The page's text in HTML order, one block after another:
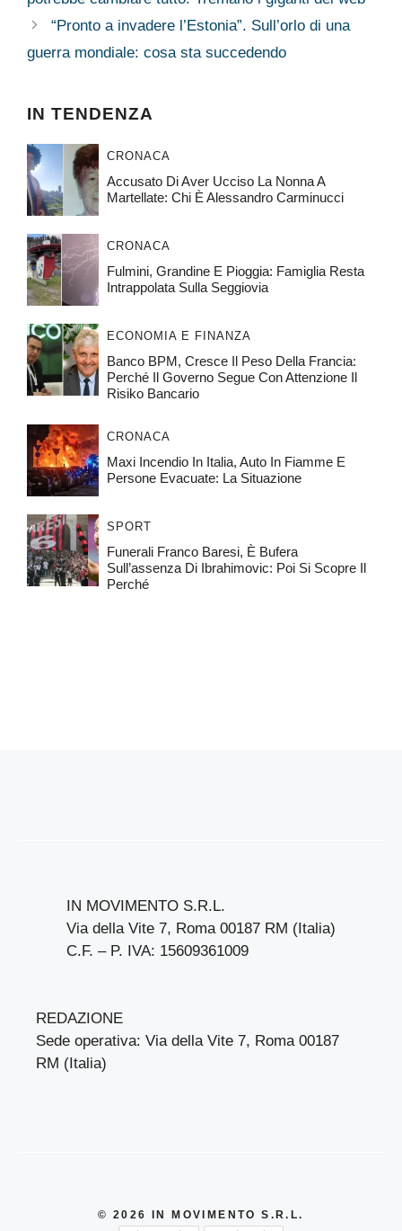
“Pronto a invadere l’Estonia”. Sull’orlo di una
guerra mondiale: cosa sta succedendo
IN TENDENZA
CRONACA
Accusato Di Aver Ucciso La Nonna A
Martellate: Chi È Alessandro Carminucci
CRONACA
Fulmini, Grandine E Pioggia: Famiglia Resta
Intrappolata Sulla Seggiovia
ECONOMIA E FINANZA
Banco BPM, Cresce Il Peso Della Francia:
Perché Il Governo Segue Con Attenzione Il
Risiko Bancario
CRONACA
Maxi Incendio In Italia, Auto In Fiamme E
Persone Evacuate: La Situazione
SPORT
Funerali Franco Baresi, È Bufera
Sull’assenza Di Ibrahimovic: Poi Si Scopre Il
Perché
IN MOVIMENTO S.R.L.
Via della Vite 7, Roma 00187 RM (Italia)
C.F. – P. IVA: 15609361009
REDAZIONE
Sede operativa: Via della Vite 7, Roma 00187
RM (Italia)
© 2026 IN MOVIMENTO S.R.L.